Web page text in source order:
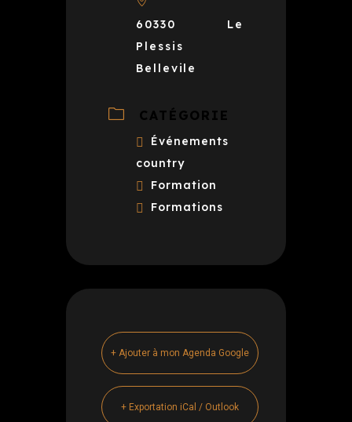
60330 Le
Plessis
Bellevile
CATÉGORIE
Événements
country
Formation
Formations
+ Ajouter à mon Agenda Google
+ Exportation iCal / Outlook